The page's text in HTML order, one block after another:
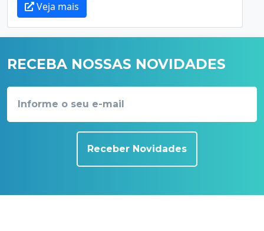
Veja mais
RECEBA NOSSAS NOVIDADES
Receber Novidades